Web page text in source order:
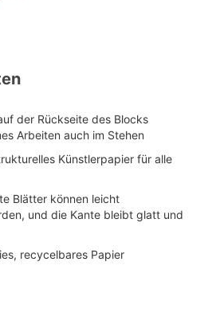
der Rückseite des Blocks
Arbeiten auch im Stehen
Künstlerpapier für alle
Blätter können leicht
und die Kante bleibt glatt und
recycelbares Papier